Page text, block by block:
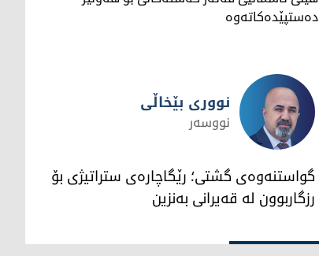
دەستپێدەکاتەوە
نووری بێخاڵی
نووری بێخاڵی
نووسەر
گواستنەوەی گشتی؛ رێگاچارەی ستراتیژی بۆ
رزگاربوون لە قەیرانی بەنزین